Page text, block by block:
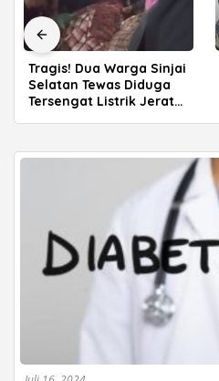
Perjuangkan DBH, DPRD
Sinjai Temui Legislator
Sulsel